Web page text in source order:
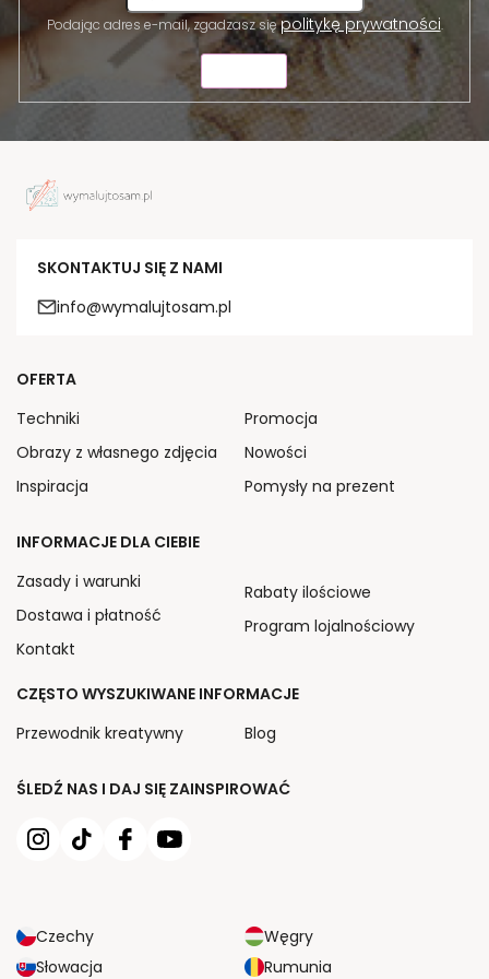
Podając adres e-mail, zgadzasz siępolitykę prywatności.
SKONTAKTUJ SIĘ Z NAMI
info@wymalujtosam.pl
ŚLEDŹ NAS I DAJ SIĘ ZAINSPIROWAĆ
Czechy
Węgry
Słowacja
Rumunia
OFERTA
Techniki
Obrazy z własnego zdjęcia
Inspiracja
Promocja
Nowości
Pomysły na prezent
INFORMACJE DLA CIEBIE
Zasady i warunki
Dostawa i płatność
Kontakt
Rabaty ilościowe
Program lojalnościowy
CZĘSTO WYSZUKIWANE INFORMACJE
Przewodnik kreatywny
Blog